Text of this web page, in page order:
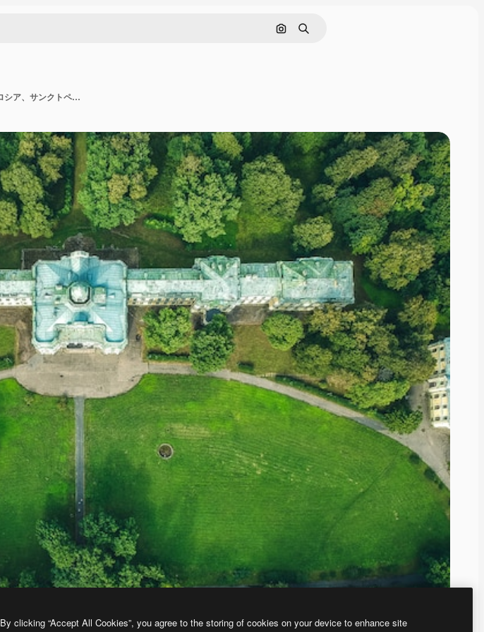
画像で検索
検索
森の中で放棄された宮殿の空中写真。緑の芝生、木、夏の日。ロシア、サンクトペテルブルク、ペテルゴフ。平干し。
By clicking “Accept All Cookies”, you agree to the storing of cookies on your device to enhance site